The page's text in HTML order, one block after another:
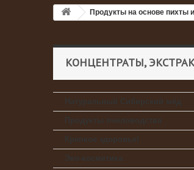
Продукты на основе пихты
КОНЦЕНТРАТЫ,
Крепкое здоровье!
Эко-косметика